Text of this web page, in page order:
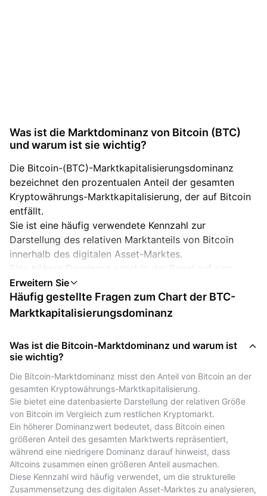
Was ist die Marktdominanz von Bitcoin (BTC)
und warum ist sie wichtig?
Die Bitcoin-(BTC)-Marktkapitalisierungsdominanz
bezeichnet den prozentualen Anteil der gesamten
Kryptowährungs-Marktkapitalisierung, der auf Bitcoin
entfällt.
Sie ist eine häufig verwendete Kennzahl zur
Darstellung des relativen Marktanteils von Bitcoin
innerhalb des digitalen Asset-Marktes.
Eine höhere Dominanz weist in der Regel auf eine
stärkere Konzentration des Marktwerts auf Bitcoin im
Vergleich zu anderen Kryptowährungen hin.
Ein Rückgang der BTC-Dominanz kann mit Phasen
häufig als „Altcoins“ bezeichnet – eine stärkere relative
Performance zeigen.
Season“ bezeichnet, ist jedoch nicht prognostisch.
Bitcoin-(BTC)-Dominanz als historischer
Marktreferenzwert
Die Bitcoin-(BTC)-Dominanz kann als historische
Referenz dafür betrachtet werden, wie sich die
Marktteilnahme zwischen Bitcoin und anderen
Kryptowährungen verschoben hat.
Häufig gestellte Fragen zum Chart der BTC-
Marktkapitalisierungsdominanz
Was ist die Bitcoin-Marktdominanz und warum ist
sie wichtig?
Die Bitcoin-Marktdominanz misst den Anteil von Bitcoin an der
gesamten Kryptowährungs-Marktkapitalisierung.
Sie bietet eine datenbasierte Darstellung der relativen Größe
von Bitcoin im Vergleich zum restlichen Kryptomarkt.
Ein höherer Dominanzwert bedeutet, dass Bitcoin einen
größeren Anteil des gesamten Marktwerts repräsentiert,
während eine niedrigere Dominanz darauf hinweist, dass
Altcoins zusammen einen größeren Anteil ausmachen.
Diese Kennzahl wird häufig verwendet, um die strukturelle
Zusammensetzung des digitalen Asset-Marktes zu analysieren,